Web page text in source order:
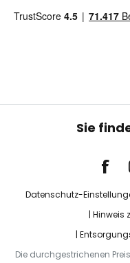
Sie
Datenschutz-
Hinweis
Die durchgestrichenen